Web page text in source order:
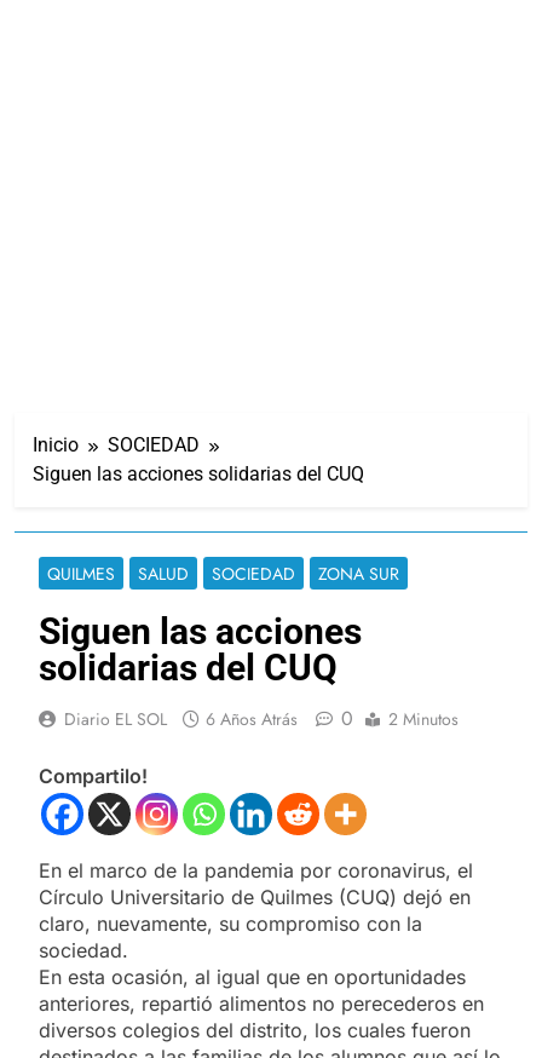
Inicio
SOCIEDAD
Siguen las acciones solidarias del CUQ
QUILMES SALUD SOCIEDAD ZONA SUR
Siguen las acciones
solidarias del CUQ
Diario EL SOL 6 Años Atrás 0 2 Minutos
Compartilo!
En el marco de la pandemia por coronavirus, el
Círculo Universitario de Quilmes (CUQ) dejó en
claro, nuevamente, su compromiso con la
sociedad.
En esta ocasión, al igual que en oportunidades
anteriores, repartió alimentos no perecederos en
diversos colegios del distrito, los cuales fueron